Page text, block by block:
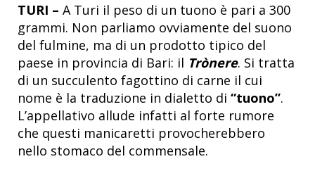
TURI – A Turi il peso di un tuono è pari a 300
grammi. Non parliamo ovviamente del suono
del fulmine, ma di un prodotto tipico del
paese in provincia di Bari: il Trònere. Si tratta
di un succulento fagottino di carne il cui
nome è la traduzione in dialetto di “tuono”.
L’appellativo allude infatti al forte rumore
che questi manicaretti provocherebbero
nello stomaco del commensale.